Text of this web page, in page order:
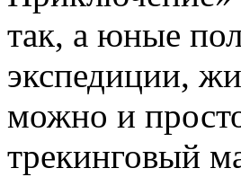
так, а юные
экспедиции,
можно и
трекинговый